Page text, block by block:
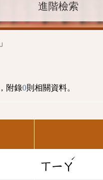
進階檢索
」
附錄0則相關資料。
ㄒㄧㄚ
ˊ